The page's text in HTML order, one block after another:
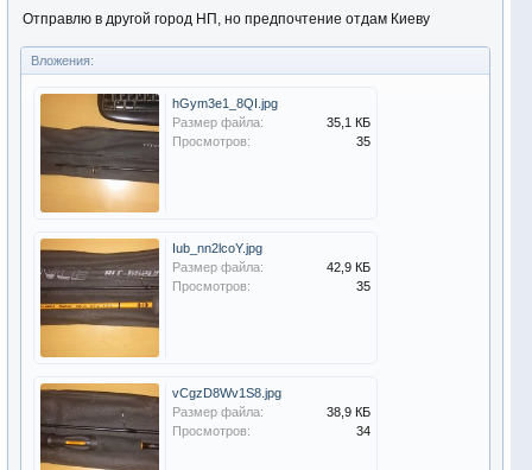
Отправлю в другой город НП, но предпочтение отдам Киеву
Вложения:
hGym3e1_8QI.jpg
Размер файла:
35,1 КБ
Просмотров:
35
Iub_nn2lcoY.jpg
Размер файла:
42,9 КБ
Просмотров:
35
vCgzD8Wv1S8.jpg
Размер файла:
38,9 КБ
Просмотров:
34